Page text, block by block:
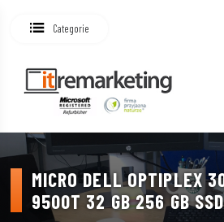
Categorie
MICRO DELL OPTIPLEX
9500T 32 GB 256 GB